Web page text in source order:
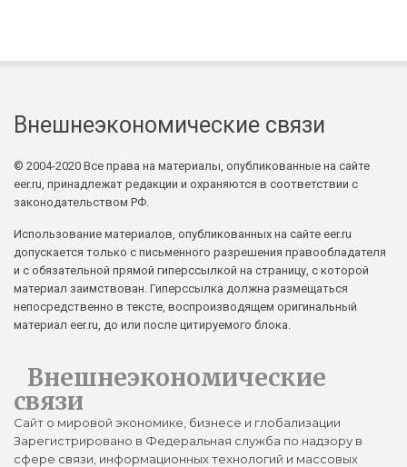
Внешнеэкономические связи
© 2004-2020 Все права на материалы, опубликованные на сайте
eer.ru, принадлежат редакции и охраняются в соответствии с
законодательством РФ.
Использование материалов, опубликованных на сайте eer.ru
допускается только с письменного разрешения правообладателя
и с обязательной прямой гиперссылкой на страницу, с которой
материал заимствован. Гиперссылка должна размещаться
непосредственно в тексте, воспроизводящем оригинальный
материал eer.ru, до или после цитируемого блока.
Внешнеэкономические
связи
Сайт о мировой экономике, бизнесе и глобализации
Зарегистрировано в Федеральная служба по надзору в
сфере связи, информационных технологий и массовых